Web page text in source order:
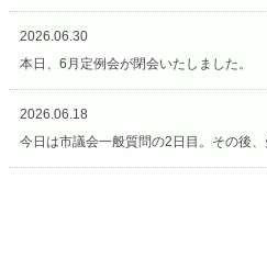
2026.06.30
本日、6月定例会が閉会いたしました。
2026.06.18
今日は市議会一般質問の2日目。その後、矢